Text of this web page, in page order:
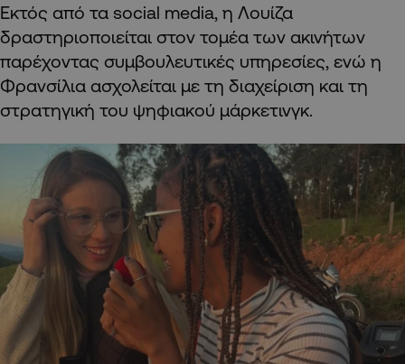
Εκτός από τα social media, η Λουίζα
δραστηριοποιείται στον τομέα των ακινήτων
παρέχοντας συμβουλευτικές υπηρεσίες, ενώ η
Φρανσίλια ασχολείται με τη διαχείριση και τη
στρατηγική του ψηφιακού μάρκετινγκ.